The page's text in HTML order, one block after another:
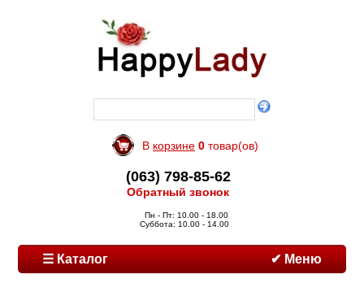
В корзине 0 товар(ов)
(063) 798-85-62
Обратный звонок
Пн - Пт: 10.00 - 18.00
Суббота: 10.00 - 14.00
☰ Каталог ✔ Меню